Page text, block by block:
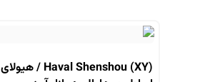
Haval Shenshou (XY) / هیولای